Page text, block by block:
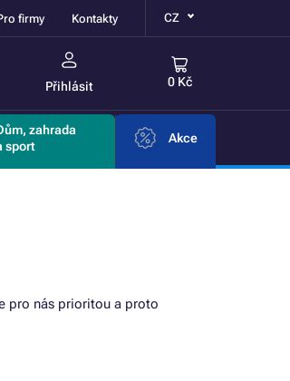
firmy Kontakty CZ
Přihlásit 0 Kč
zahrada
sport
Akce
pro nás prioritou a proto